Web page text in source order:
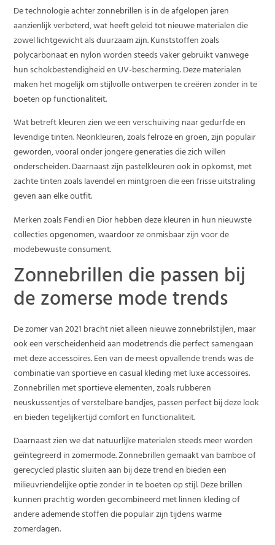
De technologie achter zonnebrillen is in de afgelopen jaren
aanzienlijk verbeterd, wat heeft geleid tot nieuwe materialen die
zowel lichtgewicht als duurzaam zijn. Kunststoffen zoals
polycarbonaat en nylon worden steeds vaker gebruikt vanwege
hun schokbestendigheid en UV-bescherming. Deze materialen
maken het mogelijk om stijlvolle ontwerpen te creëren zonder in te
boeten op functionaliteit.
Wat betreft kleuren zien we een verschuiving naar gedurfde en
levendige tinten. Neonkleuren, zoals felroze en groen, zijn populair
geworden, vooral onder jongere generaties die zich willen
onderscheiden. Daarnaast zijn pastelkleuren ook in opkomst, met
zachte tinten zoals lavendel en mintgroen die een frisse uitstraling
geven aan elke outfit.
Merken zoals Fendi en Dior hebben deze kleuren in hun nieuwste
collecties opgenomen, waardoor ze onmisbaar zijn voor de
modebewuste consument.
Zonnebrillen die passen bij
de zomerse mode trends
De zomer van 2021 bracht niet alleen nieuwe zonnebrilstijlen, maar
ook een verscheidenheid aan modetrends die perfect samengaan
met deze accessoires. Een van de meest opvallende trends was de
combinatie van sportieve en casual kleding met luxe accessoires.
Zonnebrillen met sportieve elementen, zoals rubberen
neuskussentjes of verstelbare bandjes, passen perfect bij deze look
en bieden tegelijkertijd comfort en functionaliteit.
Daarnaast zien we dat natuurlijke materialen steeds meer worden
geïntegreerd in zomermode. Zonnebrillen gemaakt van bamboe of
gerecycled plastic sluiten aan bij deze trend en bieden een
milieuvriendelijke optie zonder in te boeten op stijl. Deze brillen
kunnen prachtig worden gecombineerd met linnen kleding of
andere ademende stoffen die populair zijn tijdens warme
zomerdagen.